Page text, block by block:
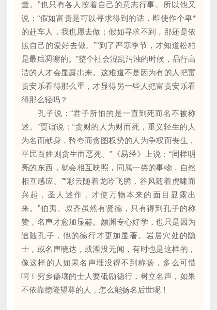
量。”也只有各人按着自己的意志行事。所以他又
说：“假如富贵是可以寻求得到的话，即使作个卑*
的赶车人，我也愿去做；假如寻求不到，那还是依
照自己的爱好去做。”“到了严寒季节，才知道松柏
是最后凋谢的。”整个社会混乱污浊的时候，品行高
洁的人才会显露出来。这难道不是因为有的人把富
贵安乐看得那么重，才显得另一些人把富贵安乐看
得那么轻吗？
孔子说：“君子所怕的是一直到死而名不被称
述。”贾谊说：“贪财的人为财而死，重义轻生的人
为名而献身，矜夸而贪图权势的人为争权而丧生，
平民百姓则贪生而恶死。”《易经》上说：“同样明
亮的东西，就会相互映照，同属一类的事物，自然
相互感应。”“彩云随着龙吟飞腾，谷风随着虎啸而
兴起，圣人述作，才使万物本来的面目显露出
来。”伯夷、叔齐虽然有贤德，只有得到孔子的称
赞，名声才愈加显赫。颜渊专心好学，也只是因为
追随孔子，他的德行才更加显著。岩居穴处的隐
士，或名声晓达，或湮没无闻，有时也是这样的，
像这样的人如果名声埋没得不到称扬，多么可惜
啊！穷乡僻壤的士人要砥励德行，树立名声，如果
不依靠德隆望尊的人，怎么能扬名后世呢！